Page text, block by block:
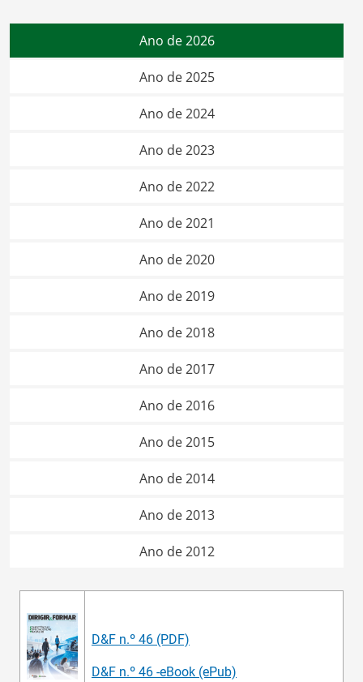
Ano de 2026
Ano de 2025
Ano de 2024
Ano de 2023
Ano de 2022
Ano de 2021
Ano de 2020
Ano de 2019
Ano de 2018
Ano de 2017
Ano de 2016
Ano de 2015
Ano de 2014
Ano de 2013
Ano de 2012
D&F n.º 46 (PDF)
D&F n.º 46 -eBook (ePub)